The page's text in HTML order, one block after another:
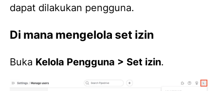
dapat dilakukan pengguna.
Di mana mengelola set izin
Buka Kelola Pengguna > Set izin.